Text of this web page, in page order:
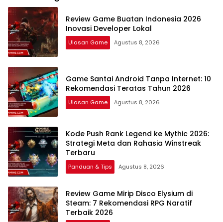
Review Game Buatan Indonesia 2026
Inovasi Developer Lokal
Ulasan Game Agustus 8, 2026
Game Santai Android Tanpa Internet: 10
Rekomendasi Teratas Tahun 2026
Ulasan Game Agustus 8, 2026
Kode Push Rank Legend ke Mythic 2026:
Strategi Meta dan Rahasia Winstreak
Terbaru
Panduan & Tips Agustus 8, 2026
Review Game Mirip Disco Elysium di
Steam: 7 Rekomendasi RPG Naratif
Terbaik 2026